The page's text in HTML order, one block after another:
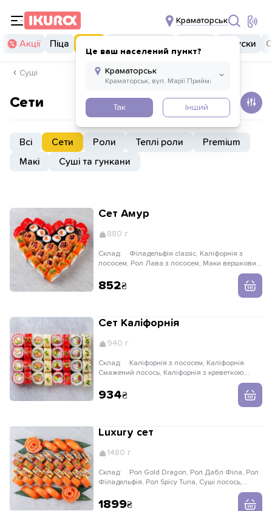
Краматорськ
Це ваш населений пункт?
Так Інший
Акції Піца Закуски
Суші
Сети
Всі Сети Роли Теплі роли
Premium
Макі
Суші та гункани
Сет Амур
880 г
Склад:
лососем, Рол Лава з лососем, Маки вершковий
852
Сет Каліфорнія
940 г
Склад:
Смажений лосось, Каліфорнія з креветкою
934
Luxury сет
1480 г
Склад:
Філадельфія, Рол Spicy Tuna, Суші лосось,
1899